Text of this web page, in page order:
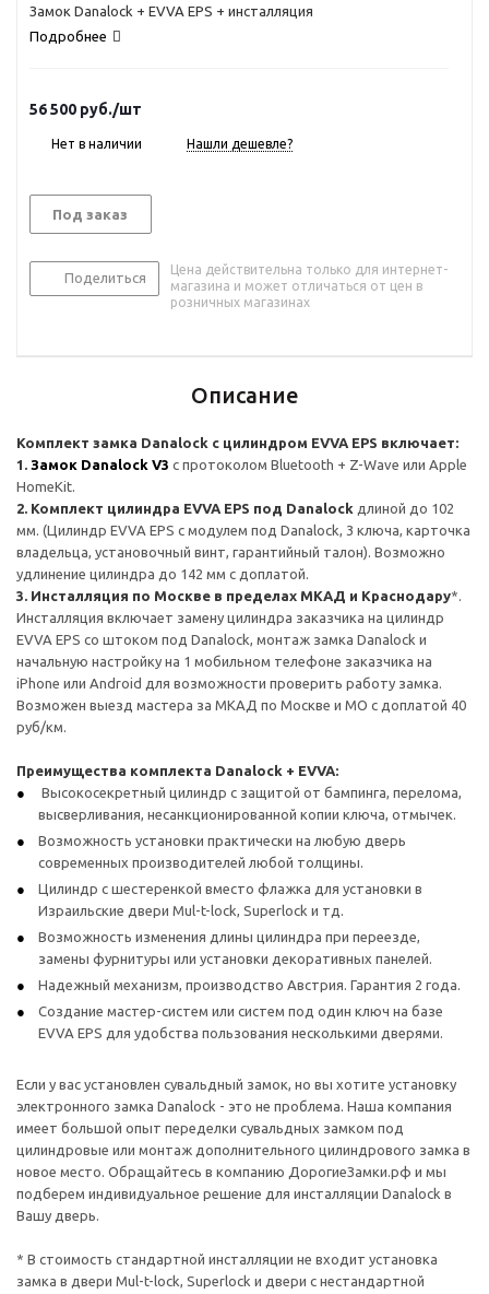
Замок Danalock + EVVA EPS + инсталляция
Подробнее
56 500 руб./шт
Нет в наличии Нашли дешевле?
Под заказ
Поделиться
Цена действительна только для интернет-
магазина и может отличаться от цен в
розничных магазинах
Описание
Комплект замка Danalock с цилиндром EVVA EPS включает:
1. Замок Danalock V3 с протоколом Bluetooth + Z-Wave или Apple
HomeKit.
2. Комплект цилиндра EVVA EPS под Danalock длиной до 102
мм. (Цилиндр EVVA EPS с модулем под Danalock, 3 ключа, карточка
владельца, установочный винт, гарантийный талон). Возможно
удлинение цилиндра до 142 мм с доплатой.
3. Инсталляция по Москве в пределах МКАД и Краснодару*.
Инсталляция включает замену цилиндра заказчика на цилиндр
EVVA EPS со штоком под Danalock, монтаж замка Danalock и
начальную настройку на 1 мобильном телефоне заказчика на
iPhone или Android для возможности проверить работу замка.
Возможен выезд мастера за МКАД по Москве и МО с доплатой 40
руб/км.
Преимущества комплекта Danalock + EVVA:
Высокосекретный цилиндр с защитой от бампинга, перелома,
высверливания, несанкционированной копии ключа, отмычек.
Возможность установки практически на любую дверь
современных производителей любой толщины.
Цилиндр с шестеренкой вместо флажка для установки в
Израильские двери Mul-t-lock, Superlock и тд.
Возможность изменения длины цилиндра при переезде,
замены фурнитуры или установки декоративных панелей.
Надежный механизм, производство Австрия. Гарантия 2 года.
Создание мастер-систем или систем под один ключ на базе
EVVA EPS для удобства пользования несколькими дверями.
Если у вас установлен сувальдный замок, но вы хотите установку
электронного замка Danalock - это не проблема. Наша компания
имеет большой опыт переделки сувальдных замком под
цилиндровые или монтаж дополнительного цилиндрового замка в
новое место. Обращайтесь в компанию ДорогиеЗамки.рф и мы
подберем индивидуальное решение для инсталляции Danalock в
Вашу дверь.
* В стоимость стандартной инсталляции не входит установка
замка в двери Mul-t-lock, Superlock и двери с нестандартной